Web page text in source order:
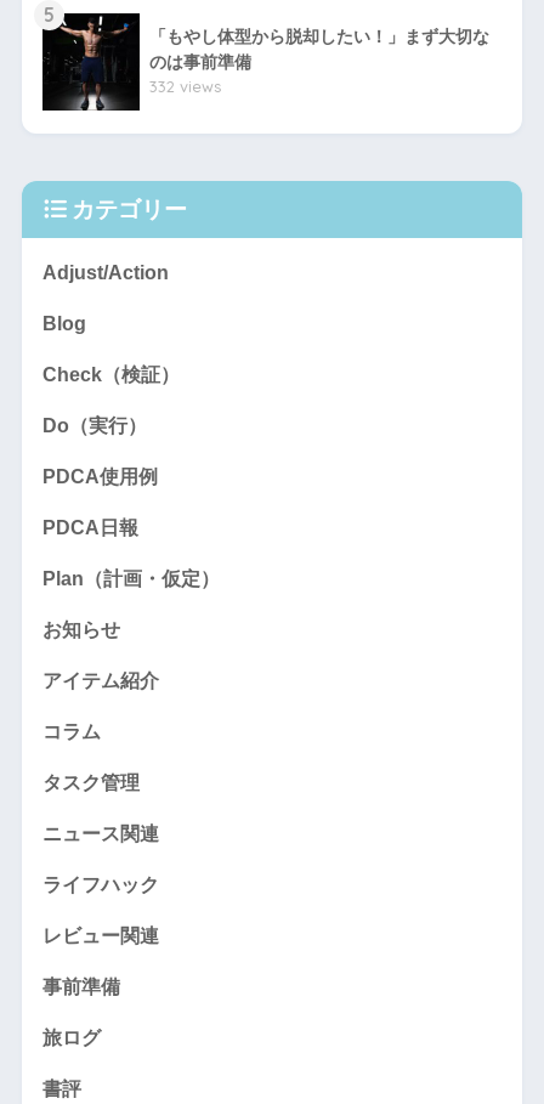
5
「もやし体型から脱却したい！」まず大切な
のは事前準備
332 views
カテゴリー
Adjust/Action
Blog
Check（検証）
Do（実行）
PDCA使用例
PDCA日報
Plan（計画・仮定）
お知らせ
アイテム紹介
コラム
タスク管理
ニュース関連
ライフハック
レビュー関連
事前準備
旅ログ
書評